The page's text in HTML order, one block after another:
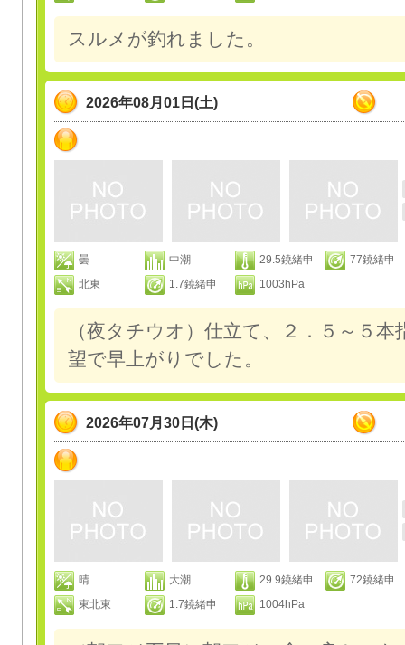
スルメが釣れました。
2026年08月01日(土)
曇 中潮 29.5鐃緒申
77鐃緒申
北東
1.7鐃緒申 1003hPa
（夜タチウオ）仕立て、２．５～５
望で早上がりでした。
2026年07月30日(木)
晴 大潮 29.9鐃緒申
72鐃緒申
東北東
1.7鐃緒申 1004hPa